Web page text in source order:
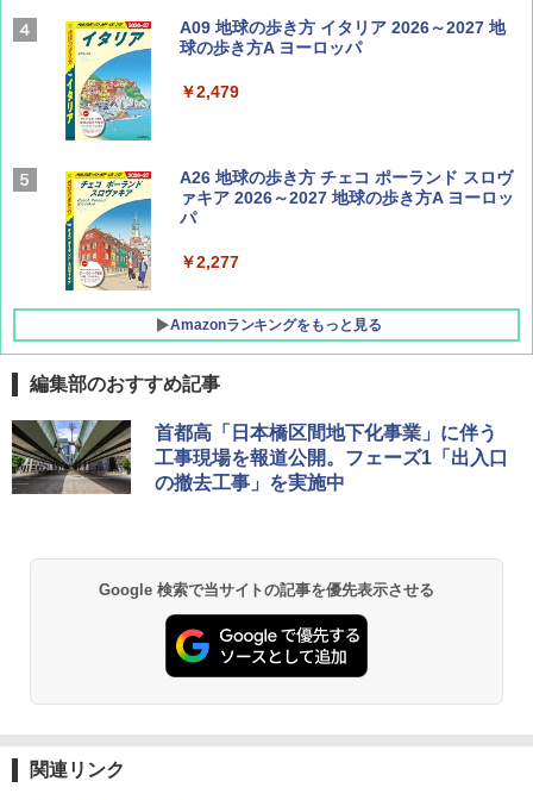
Coyote No.89 特集 星野道夫 夢見る旅
AIRLINE（エアライン）2026年9月号【特
集】ボーイング110周年を祝して！
A09 地球の歩き方 イタリア 2026～2027 地
球の歩き方A ヨーロッパ
￥2,479
A26 地球の歩き方 チェコ ポーランド スロヴ
ァキア 2026～2027 地球の歩き方A ヨーロッ
パ
￥2,277
Amazonランキングをもっと見る
[キャンパーズコレクション 山善] ポップアッ
プテント 傘みたいに広げて畳める パッとサ
ッとサンシェード キューブ フルクローズ メ
ッシュ 簡単設置 ワンタッチテント キャンプ
PYKES PEAK (パイクスピーク) 着替えテン
ト プライバシー テント 【中が透けない】 1
人用 折りたたみ 防災グッズ 災害用トイレ ビ
ーチ ピクニック ポップアップテント 携帯 簡
GRANDOOR ステンレス保冷剤 2個セット 2
026リニューアル 急速冷凍 空間倍増 衛生的
コンパクト 保冷力長持ち
-08EX カーキ ソロキャンプ ポリエステル フ
レーム ドーム型 テント
￥14,800
編集部のおすすめ記事
首都高「日本橋区間地下化事業」に伴う
工事現場を報道公開。フェーズ1「出入口
の撤去工事」を実施中
Google 検索で当サイトの記事を優先表示させる
関連リンク